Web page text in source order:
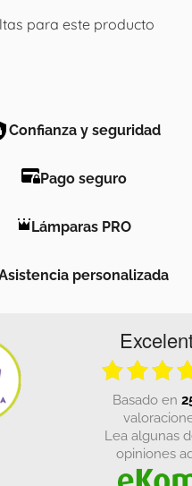
para este producto
Confianza y seguridad
Pago seguro
Lámparas PRO
personalizada
basado en
Lea algunas de las
opiniones